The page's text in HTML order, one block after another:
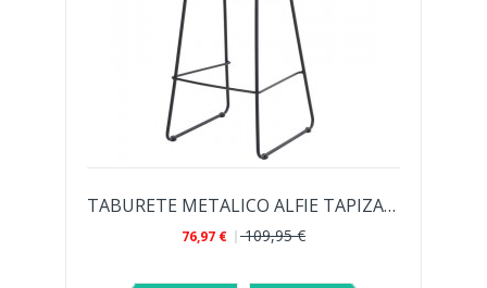
TABURETE METALICO ALFIE TAPIZADO CON...
76,97 € 109,95 €